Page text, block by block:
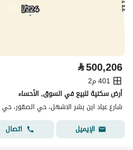
⃁500,206
401 م2
أرض سكنية للبيع في السوق, الأحساء
الإيميل
اتصال